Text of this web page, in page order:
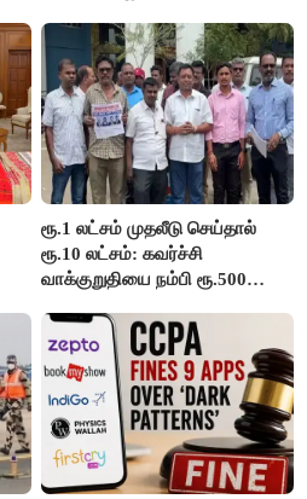
ரூ.1 லட்சம் முதலீடு செய்தால்
ரூ.10 லட்சம்: கவர்ச்சி
வாக்குறுதியை நம்பி ரூ.500
மக்கள்!